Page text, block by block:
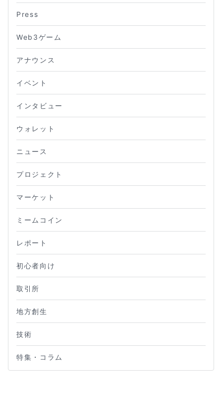
Press
Web3ゲーム
アナウンス
イベント
インタビュー
ウォレット
ニュース
プロジェクト
マーケット
ミームコイン
レポート
初心者向け
取引所
地方創生
技術
特集・コラム